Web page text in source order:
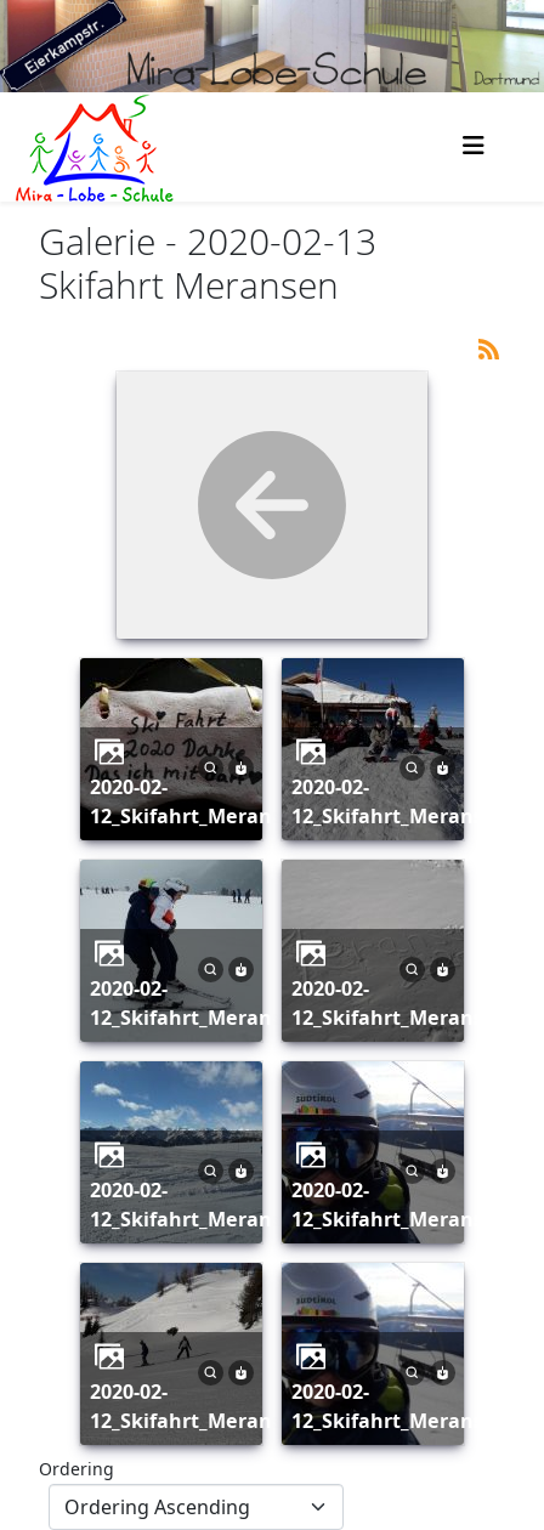
Galerie - 2020-02-13
Skifahrt Meransen
2020-02-
12_Skifahrt_Meransen_001
2020-02-
2020-02-
12_Skifahrt_Meransen_003
2020-02-
2020-02-
12_Skifahrt_Meransen_005
2020-02-
2020-02-
12_Skifahrt_Meransen_007
2020-02-
Ordering